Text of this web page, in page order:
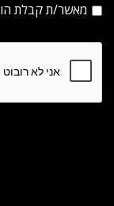
מאשר/ת קבלת